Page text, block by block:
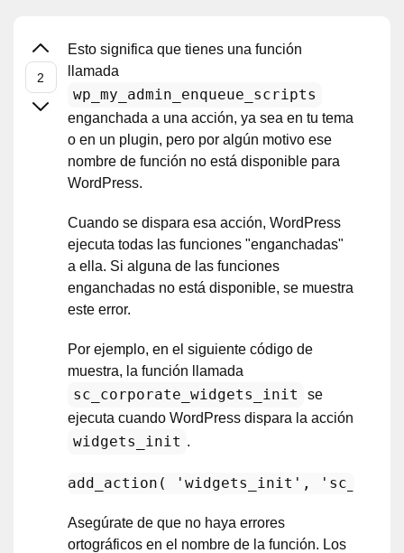
Esto significa que tienes una función
llamada
wp_my_admin_enqueue_scripts
enganchada a una acción, ya sea en tu tema
o en un plugin, pero por algún motivo ese
nombre de función no está disponible para
WordPress.
Cuando se dispara esa acción, WordPress
ejecuta todas las funciones "enganchadas"
a ella. Si alguna de las funciones
enganchadas no está disponible, se muestra
este error.
Por ejemplo, en el siguiente código de
muestra, la función llamada
sc_corporate_widgets_init
se
ejecuta cuando WordPress dispara la acción
widgets_init .
add_action ( 'widgets_init' ,
Asegúrate de que no haya errores
ortográficos en el nombre de la función. Los